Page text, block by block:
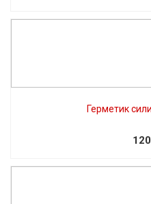
Герметик